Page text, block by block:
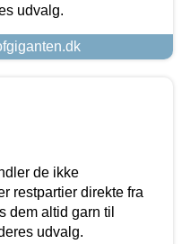
udvalg.
de ikke
restpartier direkte fra
dem altid garn til
udvalg.